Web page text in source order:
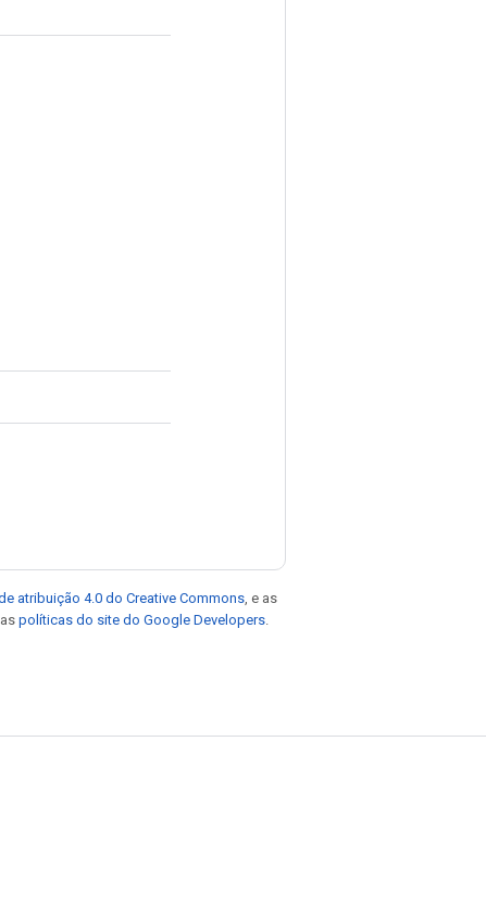
atribuição 4.0 do Creative Commons , e as
políticas do site do Google Developers